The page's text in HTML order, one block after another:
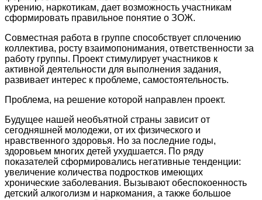
курению, наркотикам, дает возможность участникам
сформировать правильное понятие о ЗОЖ.
Совместная работа в группе способствует сплочению
коллектива, росту взаимопонимания, ответственности за
работу группы. Проект стимулирует участников к
активной деятельности для выполнения задания,
развивает интерес к проблеме, самостоятельность.
Проблема, на решение которой направлен проект.
Будущее нашей необъятной страны зависит от
сегодняшней молодежи, от их физического и
нравственного здоровья. Но за последние годы,
здоровьем многих детей ухудшается. По ряду
показателей сформировались негативные тенденции:
увеличение количества подростков имеющих
хронические заболевания. Вызывают обеспокоенность
детский алкоголизм и наркомания, а также большое